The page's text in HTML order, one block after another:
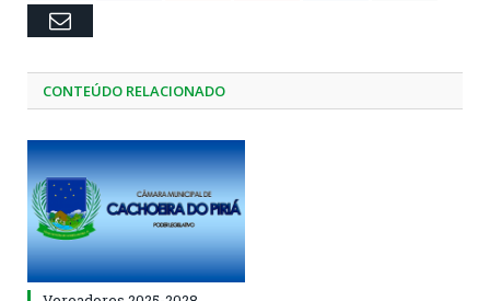
Email
CONTEÚDO RELACIONADO